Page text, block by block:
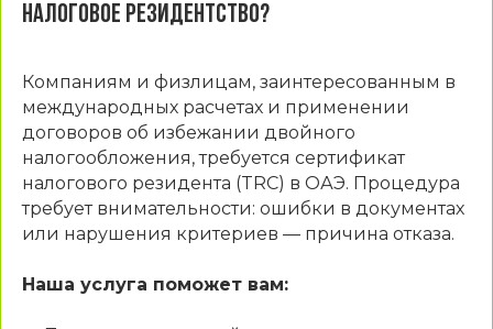
налоговое резидентство?
Компаниям и физлицам, заинтересованным в
международных расчетах и применении
договоров об избежании двойного
налогообложения, требуется сертификат
налогового резидента (TRC) в ОАЭ. Процедура
требует внимательности: ошибки в документах
или нарушения критериев — причина отказа.
Наша услуга поможет вам: